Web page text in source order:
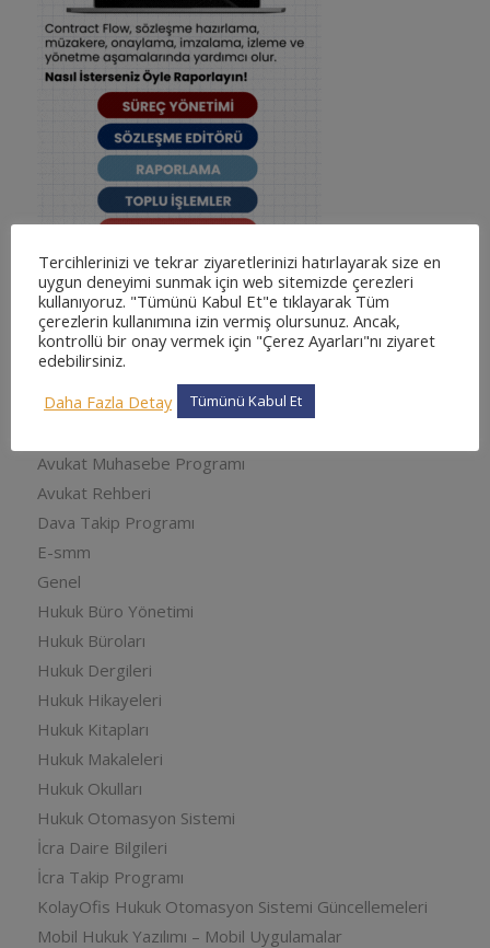
KATEGORILER
adliyesine nasıl gidilir
adliyesine nasıl gidilir
Avukat Muhasebe Programı
Avukat Rehberi
Dava Takip Programı
E-smm
Genel
Hukuk Büro Yönetimi
Hukuk Büroları
Hukuk Dergileri
Hukuk Hikayeleri
Hukuk Kitapları
Hukuk Makaleleri
Hukuk Okulları
Hukuk Otomasyon Sistemi
İcra Daire Bilgileri
İcra Takip Programı
KolayOfis Hukuk Otomasyon Sistemi Güncellemeleri
Mobil Hukuk Yazılımı – Mobil Uygulamalar
Tercihlerinizi ve tekrar ziyaretlerinizi hatırlayarak size en
uygun deneyimi sunmak için web sitemizde çerezleri
kullanıyoruz. "Tümünü Kabul Et"e tıklayarak Tüm
çerezlerin kullanımına izin vermiş olursunuz. Ancak,
kontrollü bir onay vermek için "Çerez Ayarları"nı ziyaret
edebilirsiniz.
Daha Fazla Detay
Tümünü Kabul Et